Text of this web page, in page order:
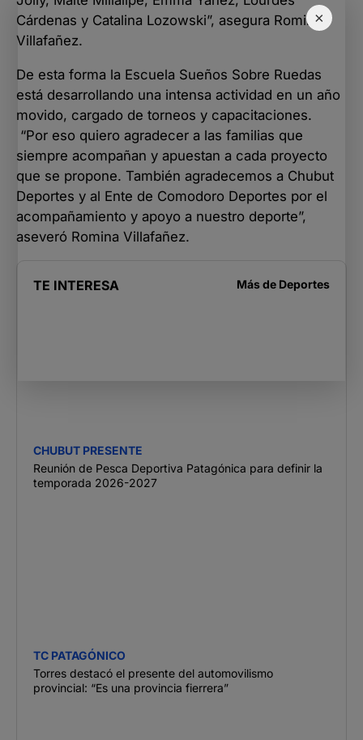
×
Cárdenas y Catalina Lozowski”, asegura Romina
Villafañez.
De esta forma la Escuela Sueños Sobre Ruedas
está desarrollando una intensa actividad en un año
movido, cargado de torneos y capacitaciones.
“Por eso quiero agradecer a las familias que
siempre acompañan y apuestan a cada proyecto
que se propone. También agradecemos a Chubut
Deportes y al Ente de Comodoro Deportes por el
acompañamiento y apoyo a nuestro deporte”,
aseveró Romina Villafañez.
TE INTERESA Más de Deportes
CHUBUT PRESENTE
Reunión de Pesca Deportiva Patagónica para definir la
temporada 2026-2027
TC PATAGÓNICO
Torres destacó el presente del automovilismo
provincial: “Es una provincia fierrera”